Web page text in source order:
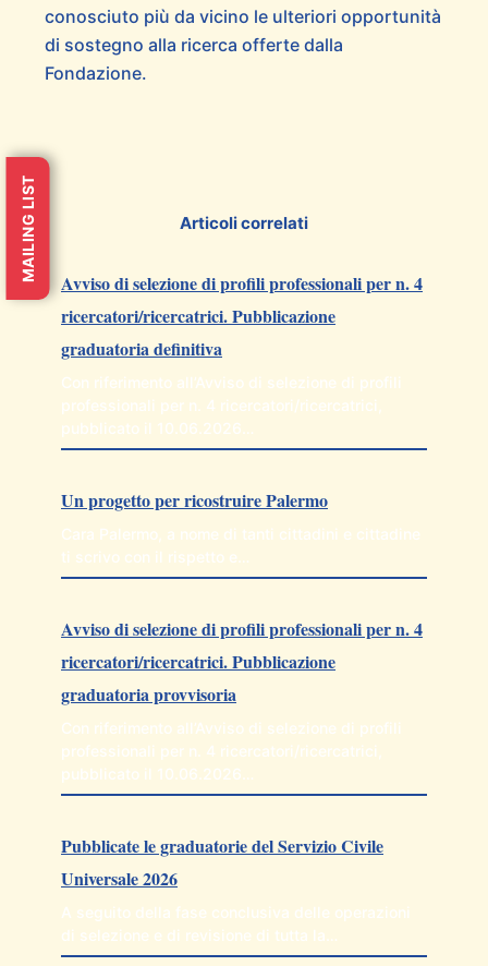
conosciuto più da vicino le ulteriori opportunità
di sostegno alla ricerca offerte dalla
Fondazione.
Articoli correlati
Avviso di selezione di profili professionali per n. 4
ricercatori/ricercatrici. Pubblicazione
graduatoria definitiva
Con riferimento all’Avviso di selezione di profili
professionali per n. 4 ricercatori/ricercatrici,
pubblicato il 10.06.2026…
Un progetto per ricostruire Palermo
Cara Palermo, a nome di tanti cittadini e cittadine
ti scrivo con il rispetto e…
Avviso di selezione di profili professionali per n. 4
ricercatori/ricercatrici. Pubblicazione
graduatoria provvisoria
Con riferimento all’Avviso di selezione di profili
professionali per n. 4 ricercatori/ricercatrici,
pubblicato il 10.06.2026…
Pubblicate le graduatorie del Servizio Civile
Universale 2026
A seguito della fase conclusiva delle operazioni
di selezione e di revisione di tutta la…
MAILING LIST